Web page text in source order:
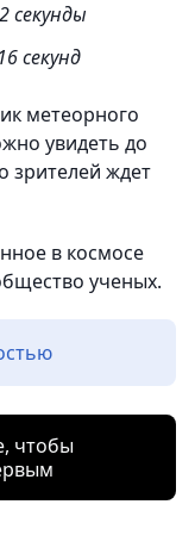
секунды
секунд
метеорного
увидеть до
зрителей ждет
в космосе
ученых.
чтобы